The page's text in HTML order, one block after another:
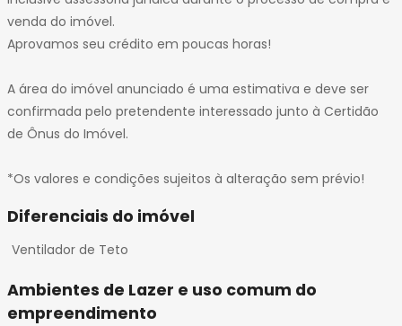
48
49
51
52
53
55
57
58
venda do imóvel.
Aprovamos seu crédito em poucas horas!
A área do imóvel anunciado é uma estimativa e deve ser
confirmada pelo pretendente interessado junto à Certidão
de Ônus do Imóvel.
*Os valores e condições sujeitos à alteração sem prévio!
Diferenciais do imóvel
Ventilador de Teto
Ambientes de Lazer e uso comum do
empreendimento